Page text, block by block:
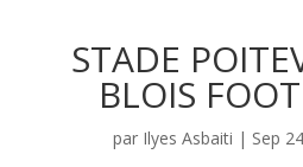
STADE
BLOIS
par Ilyes Asbaiti | Sep